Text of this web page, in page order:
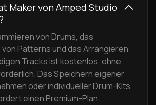
Maker von Amped Studio
von Drums, das
Patterns und das Arrangieren
Tracks ist kostenlos, ohne
Das Speichern eigener
oder individueller Drum-Kits
einen Premium-Plan.